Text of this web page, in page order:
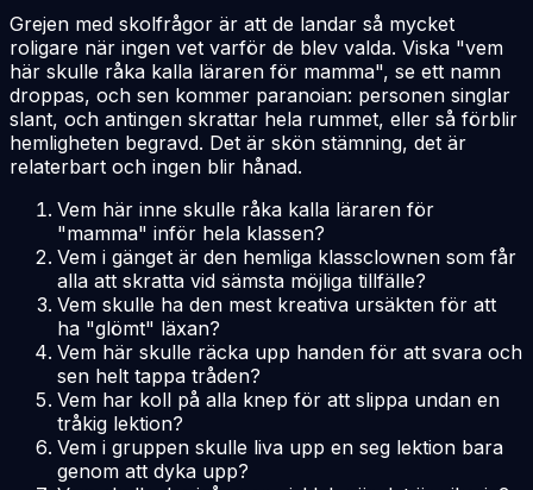
Grejen med skolfrågor är att de landar så mycket
roligare när ingen vet varför de blev valda. Viska "vem
här skulle råka kalla läraren för mamma", se ett namn
droppas, och sen kommer paranoian: personen singlar
slant, och antingen skrattar hela rummet, eller så förblir
hemligheten begravd. Det är skön stämning, det är
relaterbart och ingen blir hånad.
Vem här inne skulle råka kalla läraren för
"mamma" inför hela klassen?
Vem i gänget är den hemliga klassclownen som får
alla att skratta vid sämsta möjliga tillfälle?
Vem skulle ha den mest kreativa ursäkten för att
ha "glömt" läxan?
Vem här skulle räcka upp handen för att svara och
sen helt tappa tråden?
Vem har koll på alla knep för att slippa undan en
tråkig lektion?
Vem i gruppen skulle liva upp en seg lektion bara
genom att dyka upp?